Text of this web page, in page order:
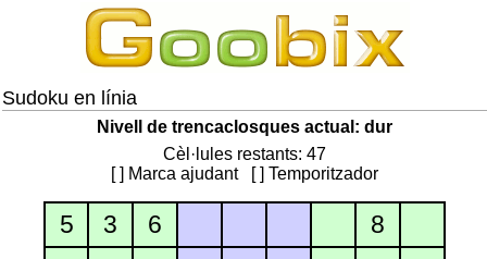
Sudoku en línia
Nivell de trencaclosques actual: dur
Cèl·lules restants: 47
[ ] Marca ajudant
[ ] Temporitzador
5 3 6
8